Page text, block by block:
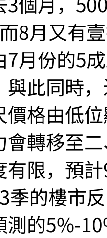
8月又有
7月份的5
與此同時
價格由低
會轉移至
有限，預
季的樓市
測的5%-